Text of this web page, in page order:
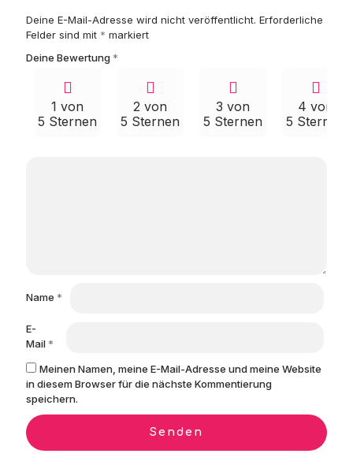
Deine E-Mail-Adresse wird nicht veröffentlicht. Erforderliche
Felder sind mit * markiert
Deine Bewertung *
1 von
5 Sternen
2 von
5 Sternen
3 von
5 Sternen
4 von
5 Sternen
Name *
E-
Mail *
Meinen Namen, meine E-Mail-Adresse und meine Website
in diesem Browser für die nächste Kommentierung
speichern.